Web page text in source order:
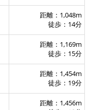
距離：1,048m
徒歩：14分
距離：1,169m
徒歩：15分
距離：1,454m
徒歩：19分
距離：1,456m